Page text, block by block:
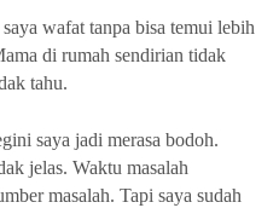
wafat tanpa bisa temui lebih
di rumah sendirian tidak
tahu.
saya jadi merasa bodoh.
jelas. Waktu masalah
masalah. Tapi saya sudah